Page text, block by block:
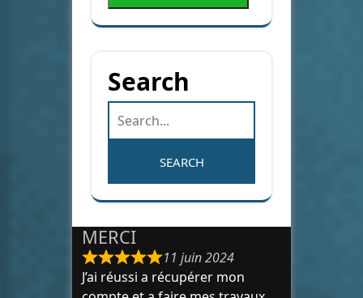
Search
MERCI
11 juin 2024
J’ai réussi a récupérer mon